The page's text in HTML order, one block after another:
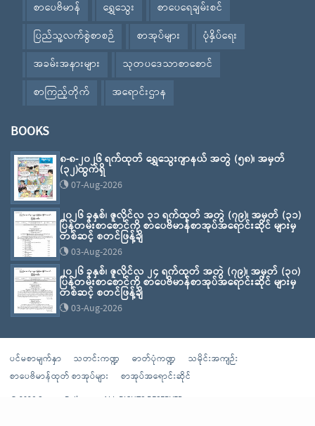
စာပေဗိမာန် ရွှေသွေး
စာပေရေချမ်းစင်
ပြည်သူ့လက်စွဲစာစဉ်
စာအုပ်များ
ပုံနှိပ်ရေး
အခမ်းအနားများ
သုတပဒေသာစာစောင်
စာကြည့်တိုက်
အရောင်းဌာန
BOOKS
၈-၈-၂၀၂၆ ရက်ထုတ် ရွှေသွေးဂျာနယ် အတွဲ (၅၈)၊ အမှတ်
(၃၂)ထွက်ရှိ
07-Aug-2026
၂၀၂၆ ခုနှစ်၊ ဇူလိုင်လ ၃၁ ရက်ထုတ် အတွဲ (၇၉)၊ အမှတ် (၃၁)
ပြန်တမ်းစာစောင်ကို စာပေဗိမာန်စာအုပ်အရောင်းဆိုင် များမှ
တစ်ဆင့် စတင်ဖြန့်ချိ
03-Aug-2026
၂၀၂၆ ခုနှစ်၊ ဇူလိုင်လ ၂၄ ရက်ထုတ် အတွဲ (၇၉)၊ အမှတ် (၃၀)
ပြန်တမ်းစာစောင်ကို စာပေဗိမာန်စာအုပ်အရောင်းဆိုင် များမှ
တစ်ဆင့် စတင်ဖြန့်ချိ
03-Aug-2026
ပင်မစာမျက်နှာ သတင်းကဏ္ဍ ဓာတ်ပုံကဏ္ဍ
သမိုင်းအကျဉ်း
စာပေဗိမာန်ထုတ် စာအုပ်များ
စာအုပ်အရောင်းဆိုင်
© 2026 Sarpay Beikman - ALL RIGHTS RESERVED